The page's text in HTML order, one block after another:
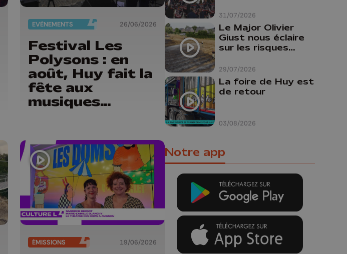
EVÈNEMENTS 26/06/2026
Festival Les
Polysons : en
août, Huy fait la
fête aux
musiques
ÉMISSIONS 19/06/2026
31/07/2026
29/07/2026
Le Major Olivier
Giust nous éclaire
sur les risques
Belgique : "Un
incendie comme en
Gironde ne pourrait
pas avoir lieu chez
03/08/2026
La foire de Huy est
de retour
Notre app